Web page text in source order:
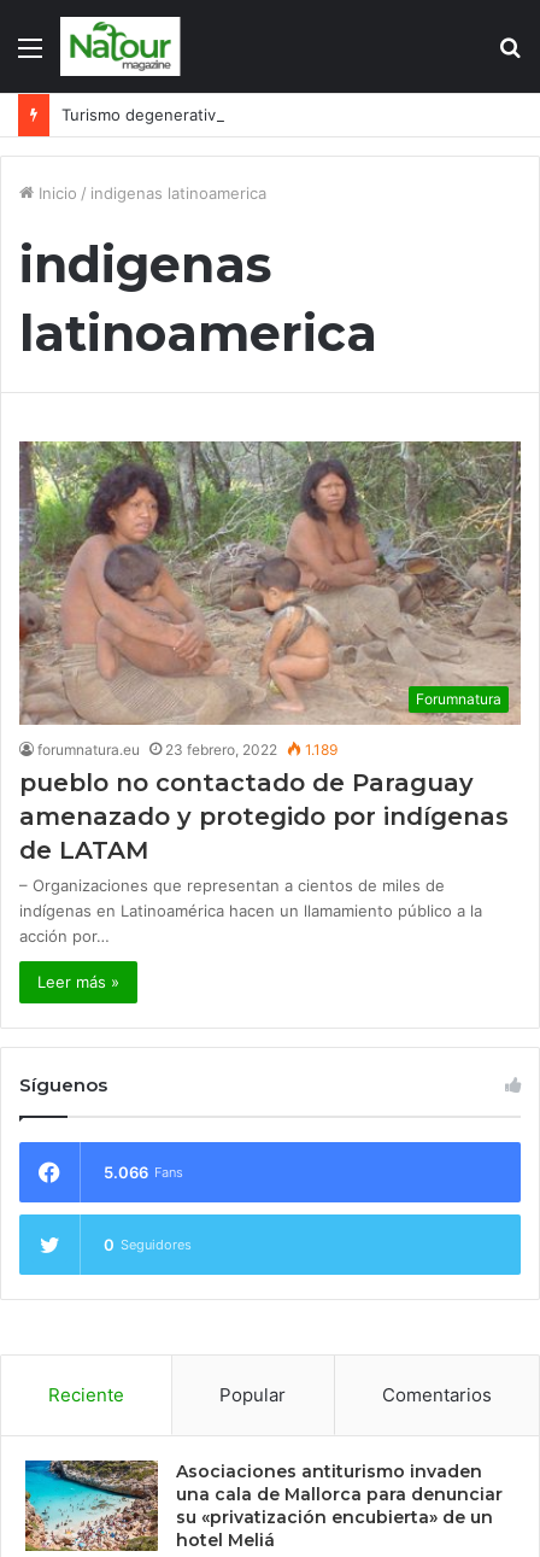
Menú
Inicio / indigenas latinoamerica
indigenas
latinoamerica
Forumnatura
forumnatura.eu 23 febrero, 2022 1.189
pueblo no contactado de Paraguay
amenazado y protegido por indígenas
de LATAM
– Organizaciones que representan a cientos de miles de
indígenas en Latinoamérica hacen un llamamiento público a la
acción por…
Leer más »
Síguenos
5.066 Fans
0 Seguidores
Reciente Popular Comentarios
Asociaciones antiturismo invaden
una cala de Mallorca para denunciar
su «privatización encubierta» de un
hotel Meliá